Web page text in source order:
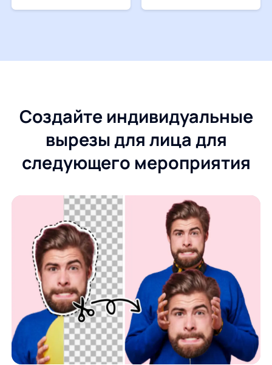
Создайте индивидуальные
вырезы для лица для
следующего мероприятия